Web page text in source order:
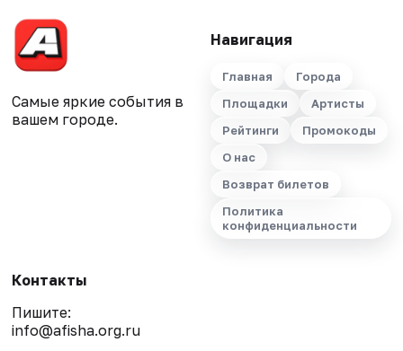
Самые яркие события в
вашем городе.
Навигация
Главная
Города
Площадки
Артисты
Рейтинги
Промокоды
О нас
Возврат билетов
Политика
конфиденциальности
Контакты
Пишите:
info@afisha.org.ru